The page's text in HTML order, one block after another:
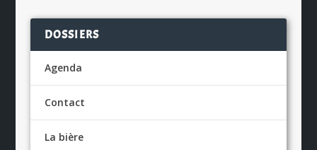
DOSSIERS
Agenda
Contact
La bière